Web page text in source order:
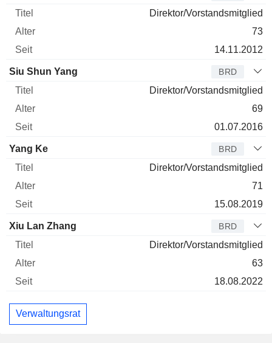
Direktor/Vorstandsmitglied
73
14.11.2012
Siu Shun Yang BRD
Direktor/Vorstandsmitglied
69
01.07.2016
Yang Ke BRD
Direktor/Vorstandsmitglied
71
15.08.2019
Xiu Lan Zhang BRD
Direktor/Vorstandsmitglied
63
18.08.2022
Verwaltungsrat